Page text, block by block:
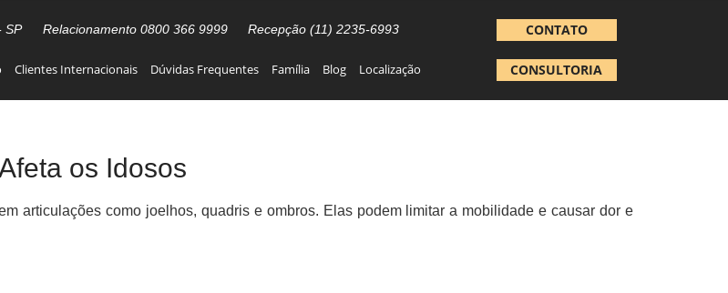
SP Relacionamento 0800 366 9999 Recepção (11) 2235-6993
Clientes Internacionais Dúvidas Frequentes Família Blog Localização
CONTATO
CONSULTORIA
os Idosos
articulações como joelhos, quadris e ombros. Elas podem limitar a mobilidade e causar dor e